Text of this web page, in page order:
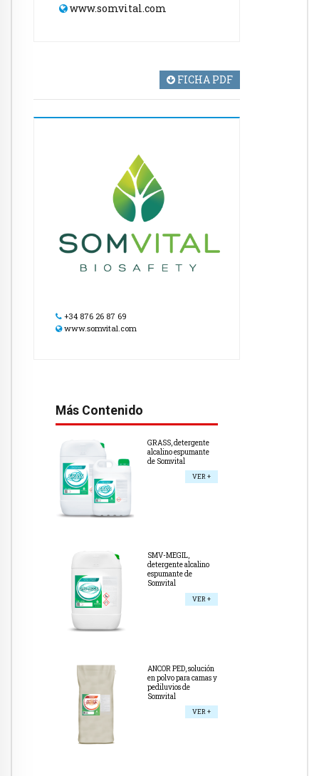
+34 876 26 87 69
www.somvital.com
Más Contenido
GRASS, detergente
alcalino espumante
de Somvital
VER +
SMV-MEGIL,
detergente alcalino
espumante de
Somvital
VER +
ANCOR PED, solución
en polvo para camas y
pediluvios de
Somvital
VER +
www.somvital.com
FICHA PDF